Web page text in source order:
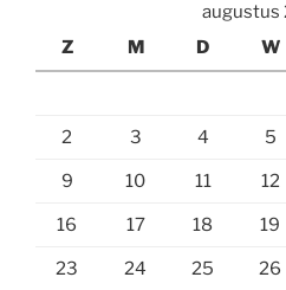
augustus
Z
M D W
2 3 4 5
9 10 11 12
16 17 18 19
23 24 25 26